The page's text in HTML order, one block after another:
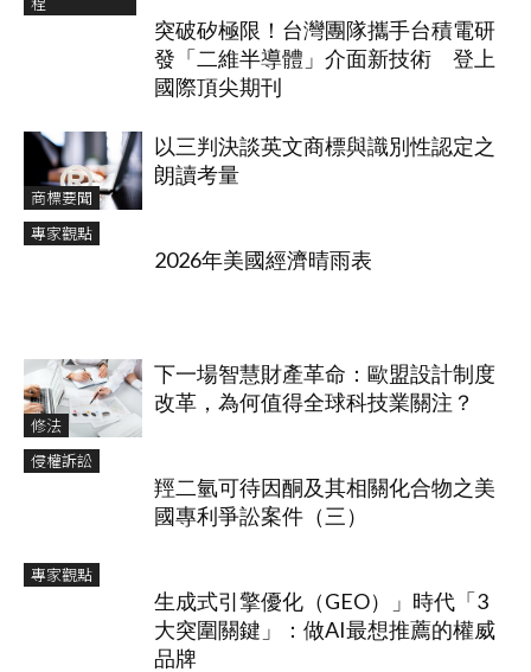
突破矽極限！台灣團隊攜手台積電研
發「二維半導體」介面新技術 登上
國際頂尖期刊
商標要聞
以三判決談英文商標與識別性認定之
朗讀考量
專家觀點
2026年美國經濟晴雨表
修法
下一場智慧財產革命：歐盟設計制度
改革，為何值得全球科技業關注？
侵權訴訟
羥二氫可待因酮及其相關化合物之美
國專利爭訟案件（三）
專家觀點
生成式引擎優化（GEO）」時代「3
大突圍關鍵」：做AI最想推薦的權威
品牌